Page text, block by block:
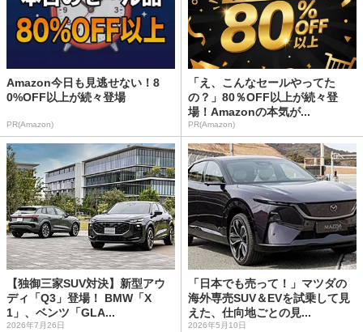
Amazon今日も見逃せない！8
0%OFF以上が続々登場
PR(Amazon)
「え、こんなセールやってた
の？」80％OFF以上が続々登
場！Amazonの本気が...
PR(Amazon)
【独御三家SUV対決】新型アウ
ディ「Q3」登場！ BMW「X
1」、ベンツ「GLA...
2026年7月26日
「日本でも売って！」マツダの
海外専売SUV＆EVを試乗して見
えた、仕向地ごとの見...
2026年5月10日